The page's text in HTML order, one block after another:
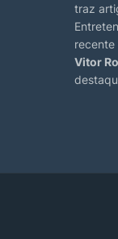
traz
recente
Vitor